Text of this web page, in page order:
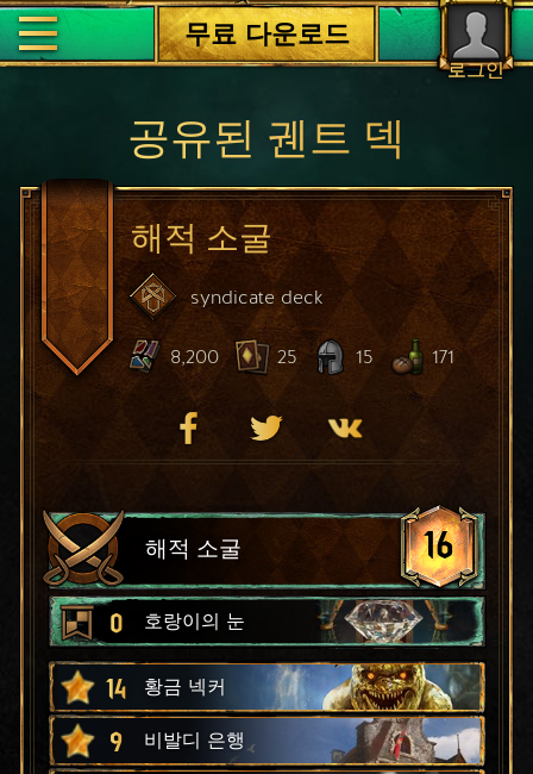
로그인
무료 다운로드
공유된 궨트 덱
해적 소굴
syndicate deck
8,200 25 15 171
해적 소굴 16
0 호랑이의 눈
14 황금 넥커
9 비발디 은행